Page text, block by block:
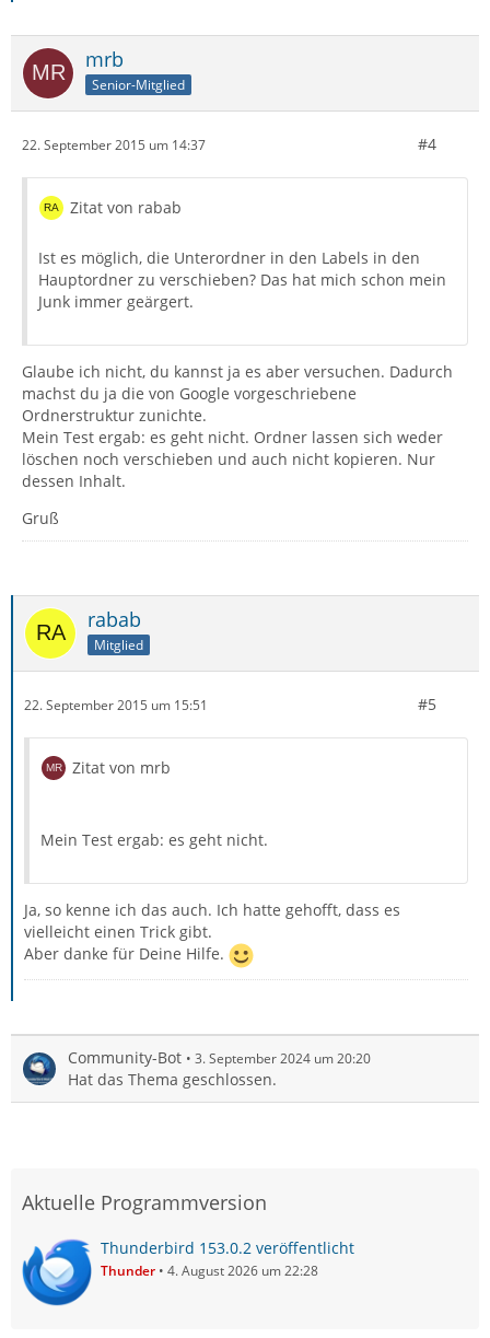
mrb
Senior-Mitglied
22. September 2015 um 14:37 #4
Zitat von rabab
Ist es möglich, die Unterordner in den Labels in den
Hauptordner zu verschieben? Das hat mich schon mein
Junk immer geärgert.
Glaube ich nicht, du kannst ja es aber versuchen. Dadurch
machst du ja die von Google vorgeschriebene
Ordnerstruktur zunichte.
Mein Test ergab: es geht nicht. Ordner lassen sich weder
löschen noch verschieben und auch nicht kopieren. Nur
dessen Inhalt.
Gruß
rabab
Mitglied
22. September 2015 um 15:51 #5
Zitat von mrb
Mein Test ergab: es geht nicht.
Ja, so kenne ich das auch. Ich hatte gehofft, dass es
vielleicht einen Trick gibt.
Aber danke für Deine Hilfe.
Community-Bot 3. September 2024 um 20:20
Hat das Thema geschlossen.
Aktuelle Programmversion
Thunderbird 153.0.2 veröffentlicht
Thunder 4. August 2026 um 22:28